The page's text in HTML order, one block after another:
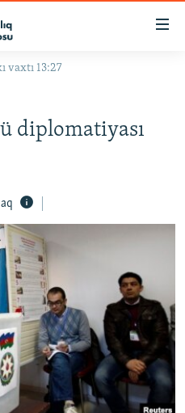
vaxtı 13:27
diplomatiyası